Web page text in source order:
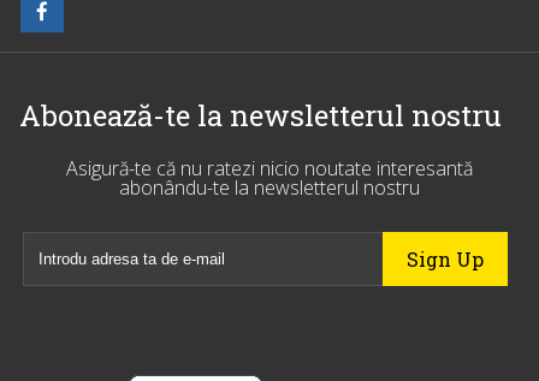
Abonează-te la newsletterul nostru
Asigură-te că nu ratezi nicio noutate interesantă
abonându-te la newsletterul nostru